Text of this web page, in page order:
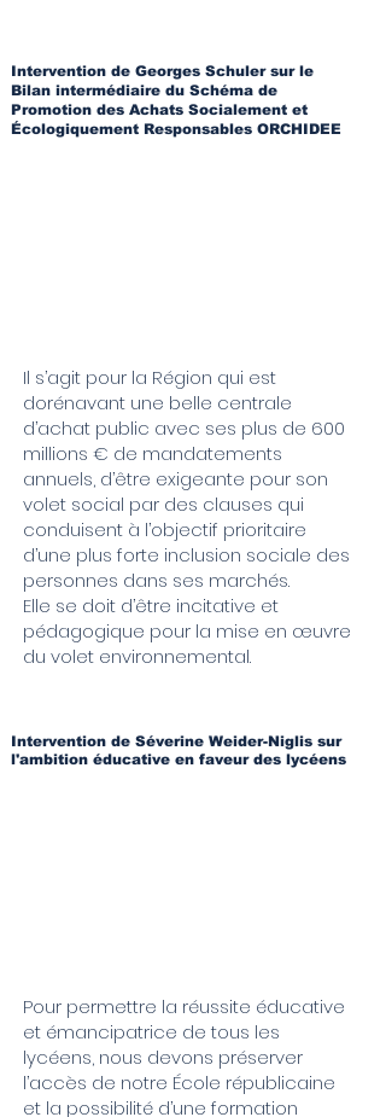
Intervention de Georges Schuler sur le
Bilan intermédiaire du Schéma de
Promotion des Achats Socialement et
Écologiquement Responsables ORCHIDEE
Il s’agit pour la Région qui est
dorénavant une belle centrale
d’achat public avec ses plus de 600
millions € de mandatements
annuels, d’être exigeante pour son
volet social par des clauses qui
conduisent à l’objectif prioritaire
d’une plus forte inclusion sociale des
personnes dans ses marchés.
Elle se doit d’être incitative et
pédagogique pour la mise en œuvre
du volet environnemental.
Intervention de Séverine Weider-Niglis sur
l'ambition éducative en faveur des lycéens
Pour permettre la réussite éducative
et émancipatrice de tous les
lycéens, nous devons préserver
l’accès de notre École républicaine
et la possibilité d’une formation